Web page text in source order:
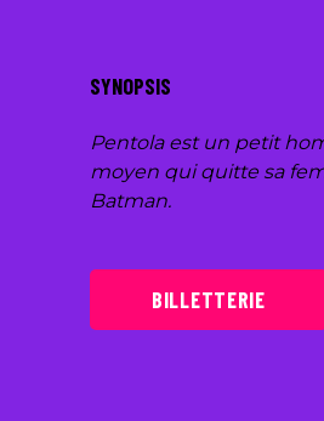
SYNOPSIS
Pentola est un petit
moyen qui quitte sa
Batman.
BILLETTERIE